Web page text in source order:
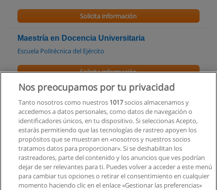
Solicita información
Maestría en Docencia Universitaria
Escuela Politécnica del Ejército
Solicita información
Diplomado en Gestión para el Aprendizaje
Escuela Politécnica del Ejército
Solicita información
Carrera en Educación Básica
Pontificia Universidad Católica del Ecuador
Solicita información
Nos preocupamos por tu privacidad
Tanto nosotros como nuestros 1017socios almacenamos y
accedemos a datos personales, como datos de navegación o
identificadores únicos, en tu dispositivo. Si seleccionas Acepto,
estarás permitiendo que las tecnologías de rastreo apoyen los
propósitos que se muestran en «nosotros y nuestros socios
tratamos datos para proporcionar». Si se deshabilitan los
rastreadores, parte del contenido y los anuncios que ves podrían
dejar de ser relevantes para ti. Puedes volver a acceder a este menú
para cambiar tus opciones o retirar el consentimiento en cualquier
momento haciendo clic en el enlace «Gestionar las preferencias»